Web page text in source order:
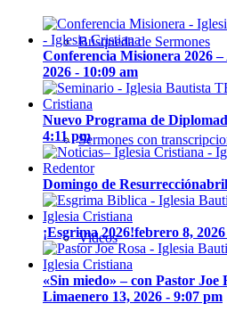
Búsqueda de Sermones
Sermones con
Videos
Conferencia Misionera 2026 –
2026 - 10:09 am
Nuevo Programa de
4:11 pm
Domingo de Resurrección
¡Esgrima 2026!febrero 8,
«Sin miedo» – con Pastor Joe
Limaenero 13, 2026 - 9:07 pm